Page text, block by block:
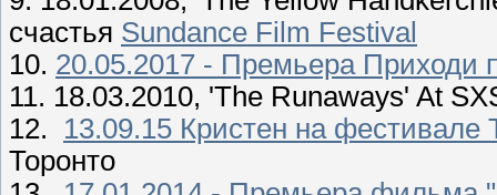
счастья Sundance Film Festival
10. 20.05.2017 - Премьера Приходи
11. 18.03.2010, 'The Runaways' At
12. 13.09.15 Кристен на
Торонто